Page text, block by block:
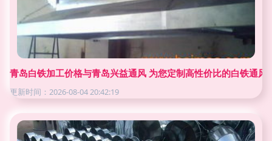
青岛白铁加工价格与青岛兴益通风 为您定制高性价比的白铁通风
更新时间：2026-08-04 20:42:19